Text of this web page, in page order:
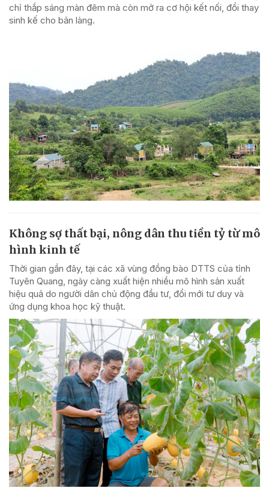
chỉ thắp sáng màn đêm mà còn mở ra cơ hội kết nối, đổi thay
sinh kế cho bản làng.
Không sợ thất bại, nông dân thu tiền tỷ từ mô
hình kinh tế
Thời gian gần đây, tại các xã vùng đồng bào DTTS của tỉnh
Tuyên Quang, ngày càng xuất hiện nhiều mô hình sản xuất
hiệu quả do người dân chủ động đầu tư, đổi mới tư duy và
ứng dụng khoa học kỹ thuật.